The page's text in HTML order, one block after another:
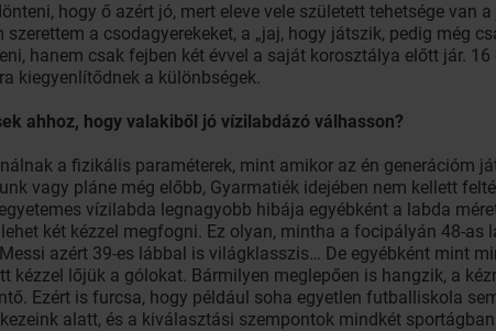
hogy ő azért jó, mert eleve vele született tehetsége van
a csodagyerekeket, a „jaj, hogy játszik, pedig még
hanem csak fejben két évvel a saját korosztálya előtt jár.
kiegyenlítődnek a különbségek.
ahhoz, hogy valakiből jó vízilabdázó válhasson?
a fizikális paraméterek, mint amikor az én generációm
vagy pláne még előbb, Gyarmatiék idejében nem kellett
vízilabda legnagyobb hibája egyébként a labda
két kézzel megfogni. Ez olyan, mintha a focipályán 48-as
azért 39-es lábbal is világklasszis… De egyébként mint
kézzel lőjük a gólokat. Bármilyen meglepően is hangzik, a
Ezért is furcsa, hogy például soha egyetlen futballiskola
alatt, és a kiválasztási szempontok mindkét